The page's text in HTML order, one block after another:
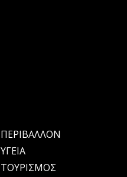
ΠΕΡΙΒΑΛΛΟΝ
ΥΓΕΙΑ
ΤΟΥΡΙΣΜΟΣ